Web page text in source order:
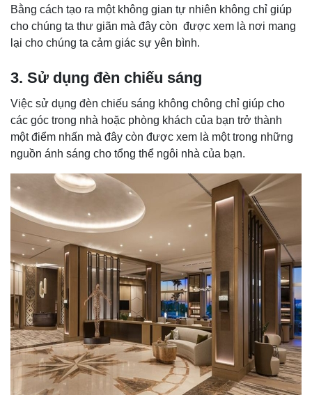
Bằng cách tạo ra một không gian tự nhiên không chỉ giúp
cho chúng ta thư giãn mà đây còn được xem là nơi mang
lại cho chúng ta cảm giác sự yên bình.
3. Sử dụng đèn chiếu sáng
Việc sử dụng đèn chiếu sáng không chông chỉ giúp cho
các góc trong nhà hoặc phòng khách của bạn trở thành
một điểm nhấn mà đây còn được xem là một trong những
nguồn ánh sáng cho tổng thể ngôi nhà của bạn.